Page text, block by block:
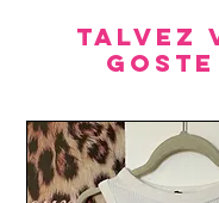
Talvez
goste